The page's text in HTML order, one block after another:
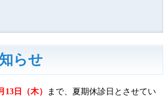
らせ
13日（木）
まで、夏期休診日とさせてい